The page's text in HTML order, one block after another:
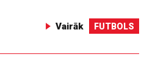
Vairāk FUTBOLS